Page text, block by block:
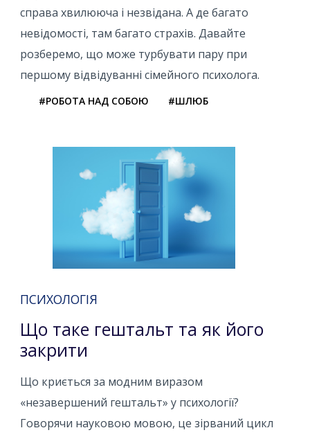
справа хвилююча і незвідана. А де багато
невідомості, там багато страхів. Давайте
розберемо, що може турбувати пару при
першому відвідуванні сімейного психолога.
#РОБОТА НАД СОБОЮ #ШЛЮБ
ПСИХОЛОГІЯ
Що таке гештальт та як його
закрити
Що криється за модним виразом
«незавершений гештальт» у психології?
Говорячи науковою мовою, це зірваний цикл